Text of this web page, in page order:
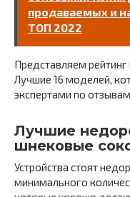
продаваемых и
ТОП 2022
Представляем
Лучшие 16 моделей,
экспертами по
Лучшие
шнековые
Устройства стоят
минимального